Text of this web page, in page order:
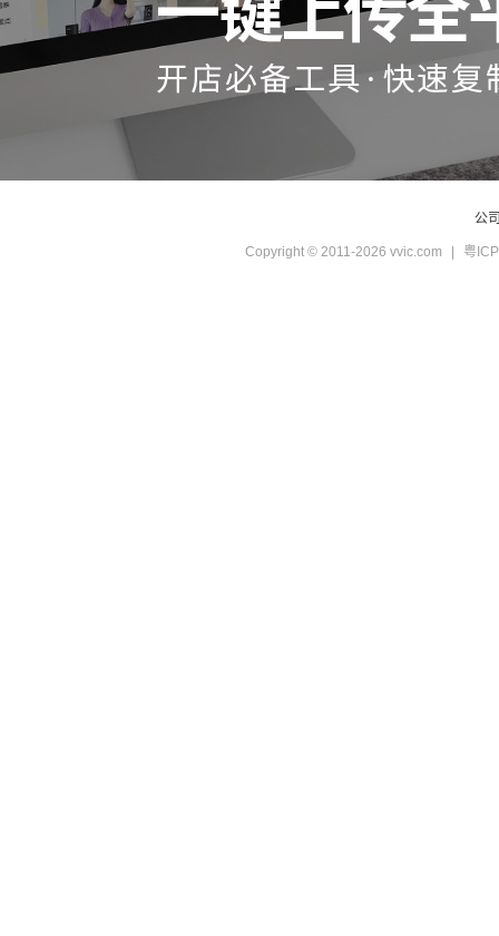
公
Copyright © 2011-2026 vvic.com 粤